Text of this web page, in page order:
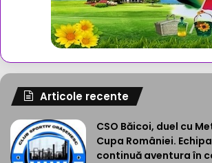
Articole recente
CSO Băicoi, duel cu
Cupa României.
continuă aventura în